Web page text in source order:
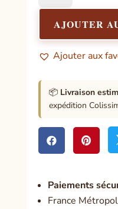
Médaille
Sainte
Bénie
SAINT
MICHEL
Argent
AJOUTER
Ajouter aux
📦 Livraison
expédition
 
Paiements
France